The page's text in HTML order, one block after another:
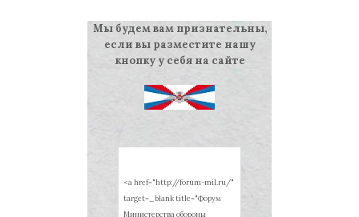
Мы будем вам признательны,
если вы разместите нашу
кнопку у себя на сайте